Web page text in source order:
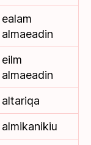
ealam
almaeadin
eilm
almaeadin
altariqa
almikanikiu